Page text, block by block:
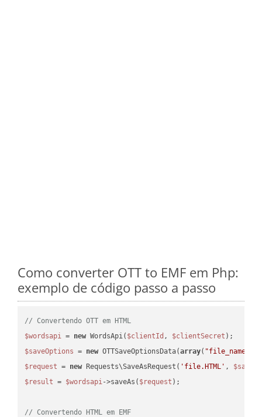
Como converter OTT to EMF em Php:
exemplo de código passo a passo
// Convertendo OTT em HTML
$wordsapi = new WordsApi( $clientId , $clientSecret
$saveOptions = new OTTSaveOptionsData(array( "file_name"
$request = new Requests\SaveAsRequest( 'file.HTML' ,
$result = $wordsapi->saveAs( $request );
// Convertendo HTML em EMF